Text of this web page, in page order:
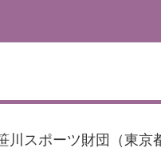
スポーツ財団（東